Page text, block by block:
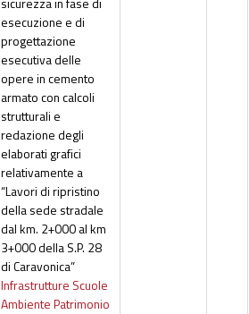
esecuzione e di
progettazione
esecutiva delle
opere in cemento
armato con calcoli
strutturali e
redazione degli
elaborati grafici
relativamente a
“Lavori di ripristino
della sede stradale
dal km. 2+000 al km
3+000 della S.P. 28
di Caravonica”
Infrastrutture Scuole
Ambiente Patrimonio